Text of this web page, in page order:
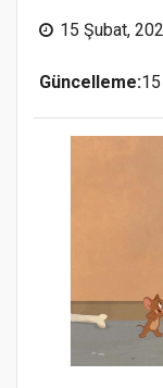
15 Şubat,
Güncelleme: